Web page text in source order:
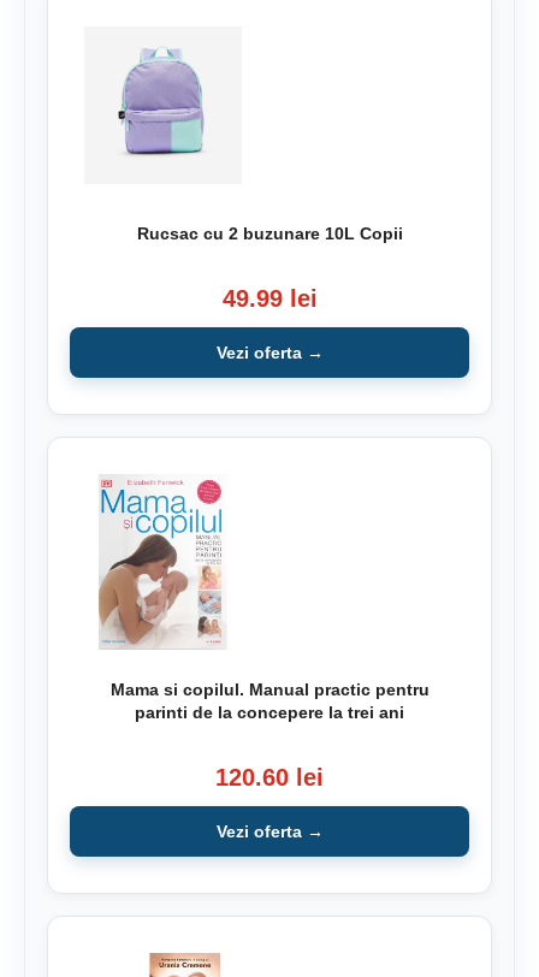
Rucsac cu 2 buzunare 10L Copii
49.99 lei
Vezi oferta →
Mama si copilul. Manual practic pentru
parinti de la concepere la trei ani
120.60 lei
Vezi oferta →